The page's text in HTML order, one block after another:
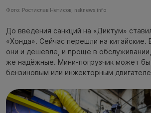
Фото: Ростислав Нетисов, nsknews.info
До введения санкций на «Диктум»
«Хонда». Сейчас перешли на китайские.
они и дешевле, и проще в
же надёжные. Мини-погрузчик может
бензиновым или инжекторным